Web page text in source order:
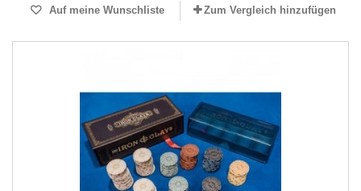
Auf meine Wunschliste Zum Vergleich hinzufügen